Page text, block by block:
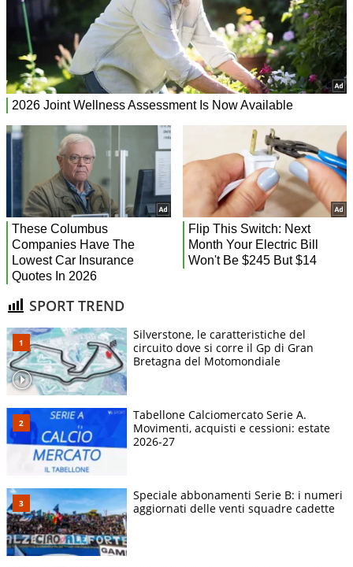
SPORT TREND
Silverstone, le caratteristiche del
circuito dove si corre il Gp di Gran
Bretagna del Motomondiale
Tabellone Calciomercato Serie A.
Movimenti, acquisti e cessioni: estate
2026-27
Speciale abbonamenti Serie B: i numeri
aggiornati delle venti squadre cadette